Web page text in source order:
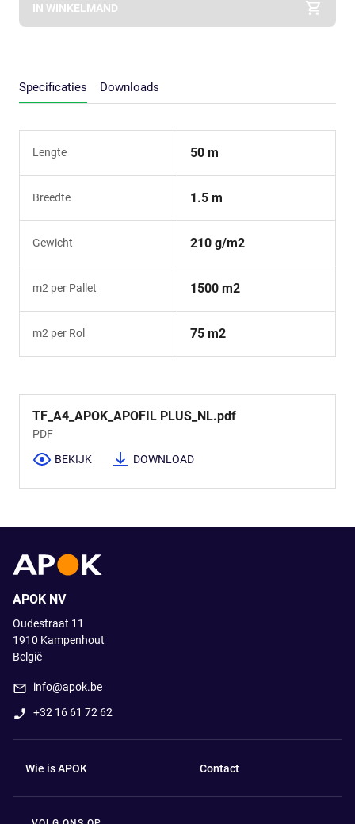
IN WINKELMAND
Specificaties Downloads
Lengte 50 m
Breedte 1.5 m
Gewicht 210 g/m2
m2 per Pallet 1500 m2
m2 per Rol 75 m2
TF_A4_APOK_APOFIL PLUS_NL.pdf
PDF
BEKIJK DOWNLOAD
APOK NV
Oudestraat 11
1910 Kampenhout
België
info@apok.be
+32 16 61 72 62
Wie is APOK Contact